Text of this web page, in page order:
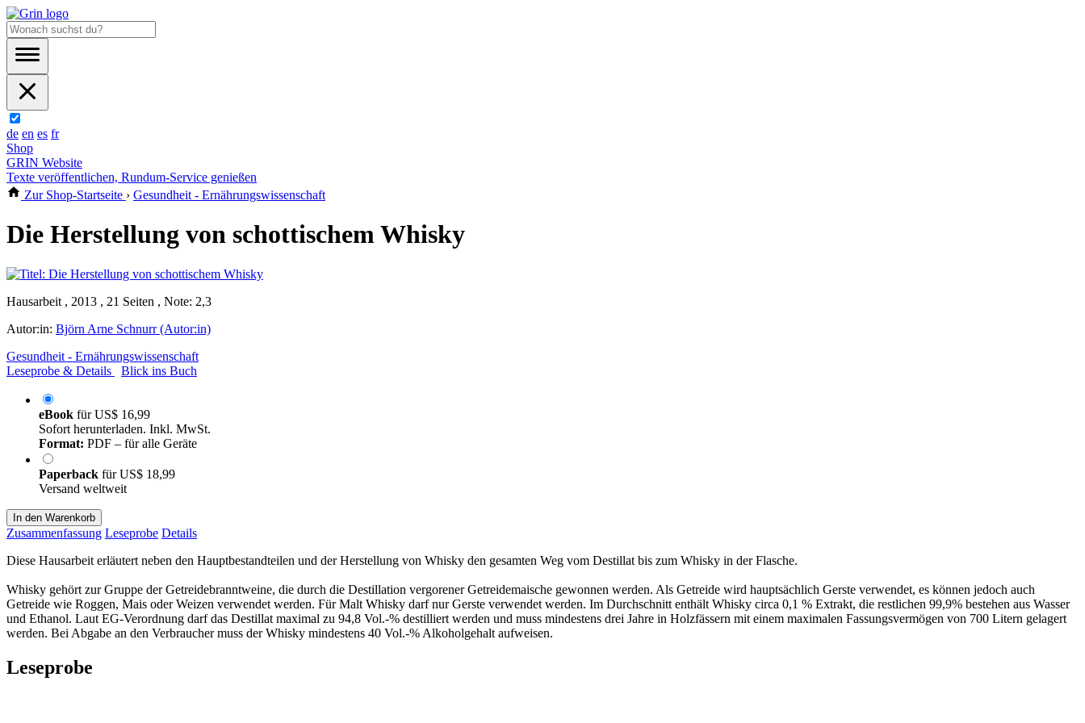
de en es fr
Shop
GRIN Website
Texte veröffentlichen, Rundum-Service genießen
Zur Shop-Startseite › Gesundheit - Ernährungswissenschaft
Die Herstellung von schottischem Whisky
Hausarbeit , 2013 , 21 Seiten , Note: 2,3
Autor:in: Björn Arne Schnurr (Autor:in)
Gesundheit - Ernährungswissenschaft
Leseprobe & Details
Blick ins Buch
eBook fürUS$ 16,99
Sofort herunterladen. Inkl. MwSt.
Format: PDF – für alle Geräte
Paperback fürUS$ 18,99
Versand weltweit
In den Warenkorb
Zusammenfassung Leseprobe Details
Diese Hausarbeit erläutert neben den Hauptbestandteilen und der Herstellung von Whisky den gesamten Weg vom Destillat bis zum Whisky in der Flasche.
Whisky gehört zur Gruppe der Getreidebranntweine, die durch die Destillation vergorener Getreidemaische gewonnen werden. Als Getreide wird hauptsächlich Gerste verwendet, es können jedoch auch
Getreide wie Roggen, Mais oder Weizen verwendet werden. Für Malt Whisky darf nur Gerste verwendet werden. Im Durchschnitt enthält Whisky circa 0,1 % Extrakt, die restlichen 99,9% bestehen aus Wasser
und Ethanol. Laut EG-Verordnung darf das Destillat maximal zu 94,8 Vol.-% destilliert werden und muss mindestens drei Jahre in Holzfässern mit einem maximalen Fassungsvermögen von 700 Litern gelagert
werden. Bei Abgabe an den Verbraucher muss der Whisky mindestens 40 Vol.-% Alkoholgehalt aufweisen.
Leseprobe